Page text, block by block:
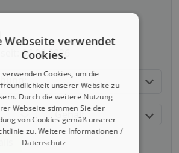
06.08.2026
Gehalt
Webseite verwendet
Cookies.
verwenden Cookies, um die
unserer Website zu
Durch die weitere Nutzung
Webseite stimmen Sie der
von Cookies gemäß unserer
zu.Weitere Informationen /
Datenschutz